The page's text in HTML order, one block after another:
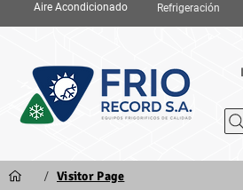
Aire Acondicionado Refrigeración
/ Visitor Page